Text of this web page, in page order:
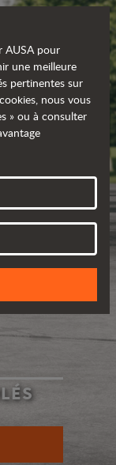
AUSA pour
une meilleure
pertinentes sur
nous vous
» ou à consulter